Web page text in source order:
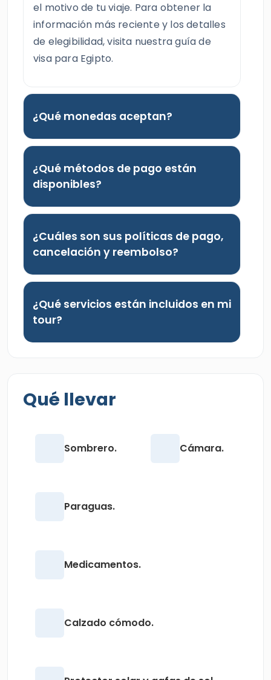
el motivo de tu viaje. Para obtener la
información más reciente y los detalles
de elegibilidad, visita nuestra guía de
visa para Egipto.
¿Qué monedas aceptan?
¿Qué métodos de pago están
disponibles?
¿Cuáles son sus políticas de pago,
cancelación y reembolso?
¿Qué servicios están incluidos en mi
tour?
Qué llevar
Sombrero. Cámara.
Paraguas.
Medicamentos.
Calzado cómodo.